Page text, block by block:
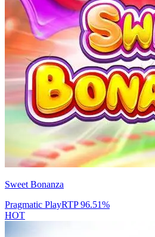
Sweet Bonanza
Pragmatic PlayRTP96.51%
HOT